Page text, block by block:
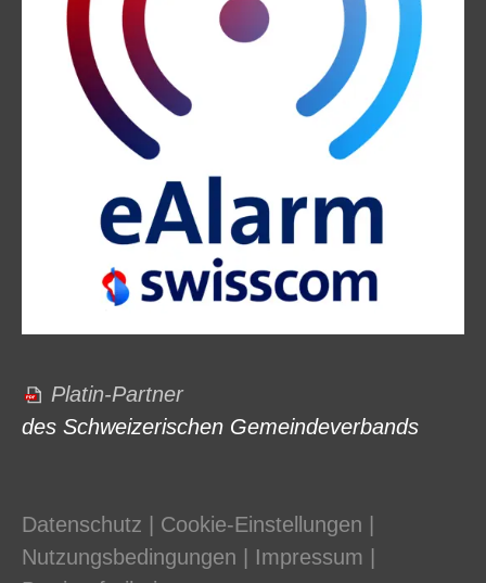
Platin-Partner
des Schweizerischen Gemeindeverbands
Datenschutz Cookie-Einstellungen
Nutzungsbedingungen
Impressum